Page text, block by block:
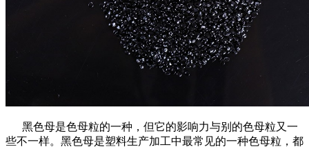
黑色母是色母粒的一种，但它的影响力与别的色母粒又一
些不一样。黑色母是塑料生产加工中最常见的一种色母粒，都